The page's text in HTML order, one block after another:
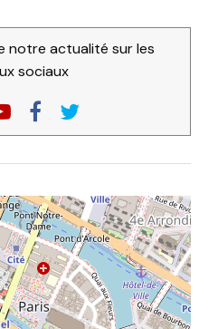
notre actualité sur les
sociaux